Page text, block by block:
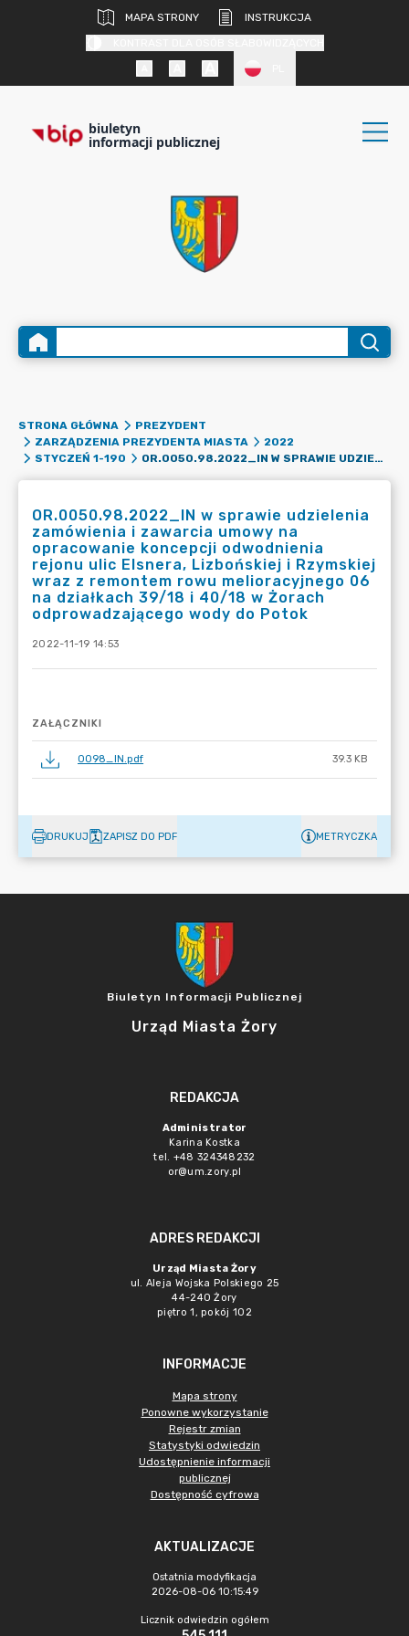
MAPA STRONY
INSTRUKCJA
biuletyn
informacji publicznej
STRONA GŁÓWNA
PREZYDENT
ZARZĄDZENIA PREZYDENTA MIASTA
2022
STYCZEŃ 1-190
OR.0050.98.2022_IN W SPRAWIE UDZIELENIA ZAMÓWIENIA I ZAWARCIA UMOWY NA OPRACOWANIE KONCEPCJI ODWODNIENIA REJONU ULIC ELSNERA, LIZBOŃSKIEJ I RZYMSKIEJ WRAZ Z REMONTEM ROWU MELIORACYJNEGO 06 NA DZIAŁKACH 39/18 I 40/18 W ŻORACH ODPROWADZAJĄCEGO WODY DO POTOK
OR.0050.98.2022_IN w sprawie udzielenia
zamówienia i zawarcia umowy na
opracowanie koncepcji odwodnienia
rejonu ulic Elsnera, Lizbońskiej i Rzymskiej
wraz z remontem rowu melioracyjnego 06
na działkach 39/18 i 40/18 w Żorach
odprowadzającego wody do Potok
2022-11-19 14:53
ZAŁĄCZNIKI
0098_IN.pdf 39.3 KB
DRUKUJ ZAPISZ DO PDF METRYCZKA
Biuletyn Informacji Publicznej
Urząd Miasta Żory
REDAKCJA
Administrator
Karina Kostka
tel. +48 324348232
or@um.zory.pl
ADRES REDAKCJI
Urząd Miasta Żory
ul. Aleja Wojska Polskiego 25
44-240 Żory
piętro 1, pokój 102
INFORMACJE
Mapa strony
Ponowne wykorzystanie
Rejestr zmian
Statystyki odwiedzin
Udostępnienie informacji
publicznej
Dostępność cyfrowa
AKTUALIZACJE
Ostatnia modyfikacja
2026-08-06 10:15:49
Licznik odwiedzin ogółem